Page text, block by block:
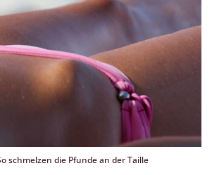
schmelzen die Pfunde an der Taille